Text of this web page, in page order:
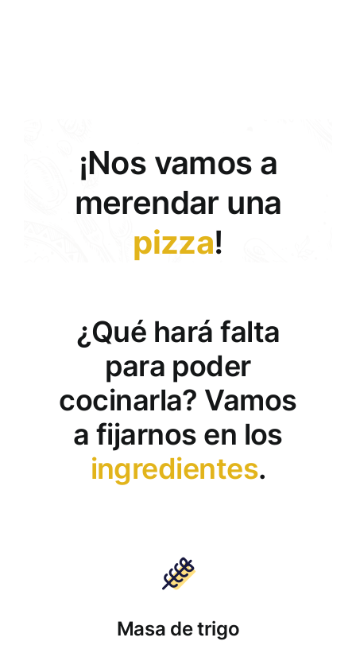
¡Nos vamos a
merendar una
pizza!
¿Qué hará falta
para poder
cocinarla? Vamos
a fijarnos en los
ingredientes.
Masa de trigo